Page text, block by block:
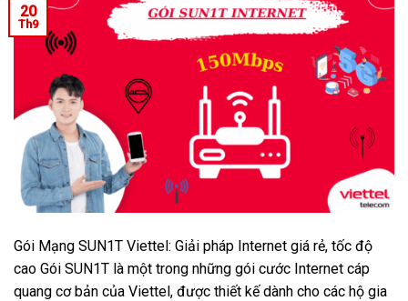
20
Th9
Gói Mạng SUN1T Viettel: Giải pháp Internet giá rẻ, tốc độ
cao Gói SUN1T là một trong những gói cước Internet cáp
quang cơ bản của Viettel, được thiết kế dành cho các hộ gia